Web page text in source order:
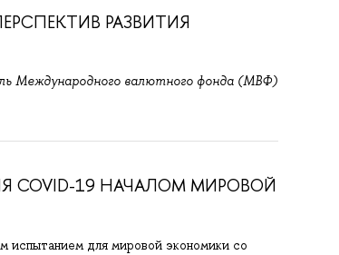
РАЗВИТИЯ
Международного валютного фонда (МВФ)
COVID-19 НАЧАЛОМ МИРОВОЙ
испытанием для мировой экономики со